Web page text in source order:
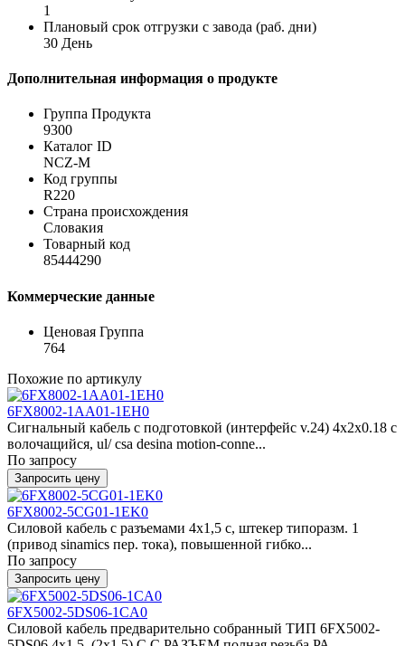
1
Плановый срок отгрузки с завода (раб. дни)
30 День
Дополнительная информация о продукте
Группа Продукта
9300
Каталог ID
NCZ-M
Код группы
R220
Страна происхождения
Словакия
Товарный код
85444290
Коммерческие данные
Ценовая Группа
764
Похожие по артикулу
6FX8002-1AA01-1EH0
Сигнальный кабель с подготовкой (интерфейс v.24) 4x2x0.18 c
волочащийся, ul/ csa desina motion-conne...
По запросу
Запросить цену
6FX8002-5CG01-1EK0
Силовой кабель с разъемами 4x1,5 c, штекер типоразм. 1
(привод sinamics пер. тока), повышенной гибко...
По запросу
Запросить цену
6FX5002-5DS06-1CA0
Силовой кабель предварительно собранный ТИП 6FX5002-